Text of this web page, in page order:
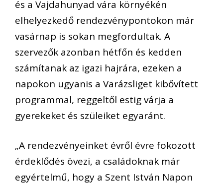
és a Vajdahunyad vára környékén
elhelyezkedő rendezvénypontokon már
vasárnap is sokan megfordultak. A
szervezők azonban hétfőn és kedden
számítanak az igazi hajrára, ezeken a
napokon ugyanis a Varázsliget kibővített
programmal, reggeltől estig várja a
gyerekeket és szüleiket egyaránt.
„A rendezvényeinket évről évre fokozott
érdeklődés övezi, a családoknak már
egyértelmű, hogy a Szent István Napon